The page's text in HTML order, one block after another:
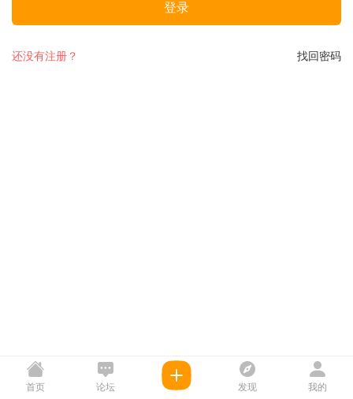
登录
找回密码
还没有注册？
首页 论坛 发现 我的